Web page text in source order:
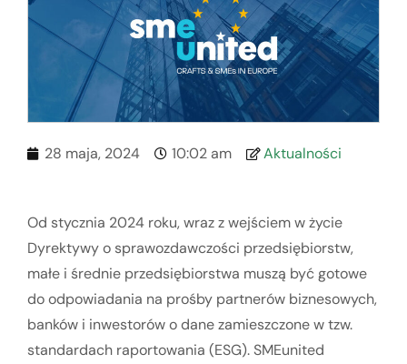
28 maja, 2024 10:02 am Aktualności
Od stycznia 2024 roku, wraz z wejściem w życie
Dyrektywy o sprawozdawczości przedsiębiorstw,
małe i średnie przedsiębiorstwa muszą być gotowe
do odpowiadania na prośby partnerów biznesowych,
banków i inwestorów o dane zamieszczone w tzw.
standardach raportowania (ESG). SMEunited